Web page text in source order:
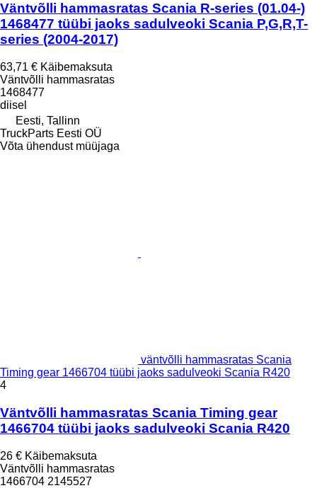
Väntvõlli hammasratas Scania R-series (01.04-)
1468477 tüübi jaoks sadulveoki Scania P,G,R,T-
series (2004-2017)
63,71 € Käibemaksuta
Väntvõlli hammasratas
1468477
diisel
Eesti, Tallinn
TruckParts Eesti OÜ
Võta ühendust müüjaga
väntvõlli hammasratas Scania
Timing gear 1466704 tüübi jaoks sadulveoki Scania R420
4
Väntvõlli hammasratas Scania Timing gear
1466704 tüübi jaoks sadulveoki Scania R420
26 € Käibemaksuta
Väntvõlli hammasratas
1466704 2145527